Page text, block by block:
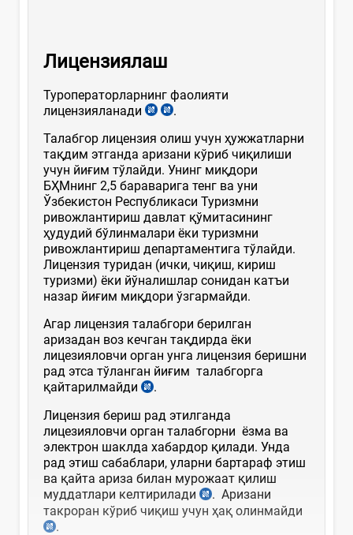
Лицензиялаш
Туроператорларнинг фаолияти
лицензияланади
.
Талабгор лицензия олиш учун ҳужжатларни
тақдим этганда аризани кўриб чиқилиши
учун йиғим тўлайди. Унинг миқдори
БҲМнинг 2,5 бараварига тенг ва уни
Ўзбекистон Республикаси Туризмни
ривожлантириш давлат қўмитасининг
ҳудудий бўлинмалари ёки туризмни
ривожлантириш департаментига тўлайди.
Лицензия туридан (ички, чиқиш, кириш
туризми) ёки йўналишлар сонидан катъи
назар йиғим миқдори ўзгармайди.
Агар лицензия талабгори берилган
аризадан воз кечган тақдирда ёки
лицезияловчи орган унга лицензия беришни
рад этса тўланган йиғим талабгорга
қайтарилмайди
.
Лицензия бериш рад этилганда
лицезияловчи орган талабгорни ёзма ва
электрон шаклда хабардор қилади. Унда
рад этиш сабаблари, уларни бартараф этиш
ва қайта ариза билан мурожаат қилиш
муддатлари келтирилади
. Аризани
такроран кўриб чиқиш учун ҳақ олинмайди
.